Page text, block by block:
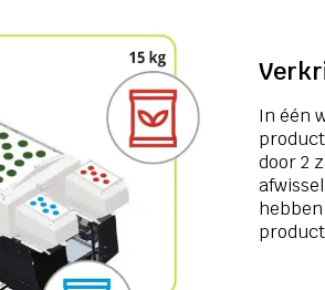
In één
door 2